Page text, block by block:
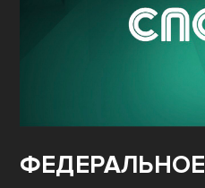
ФЕДЕРАЛЬНОЕ